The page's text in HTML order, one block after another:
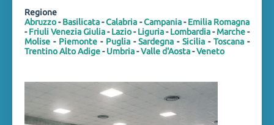
Regione
Abruzzo-Basilicata-Calabria -Campania-Emilia Romagna
-Friuli Venezia Giulia-Lazio-Liguria-Lombardia-Marche-
Molise - Piemonte- Puglia-Sardegna -Sicilia -Toscana -
Trentino Alto Adige-Umbria-Valle d'Aosta-Veneto